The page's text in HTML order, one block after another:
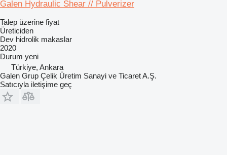
Galen Hydraulic Shear // Pulverizer
Talep üzerine fiyat
Üreticiden
Dev hidrolik makaslar
2020
Durum yeni
Türkiye, Ankara
Galen Grup Çelik Üretim Sanayi ve Ticaret A.Ş.
Satıcıyla iletişime geç